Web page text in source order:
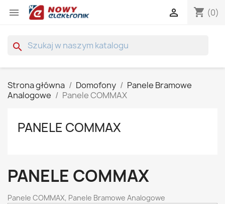
 shopping_cart (0)

search
Strona główna Domofony
Panele Bramowe
Analogowe
Panele COMMAX
PANELE COMMAX
PANELE COMMAX
Panele COMMAX, Panele Bramowe Analogowe